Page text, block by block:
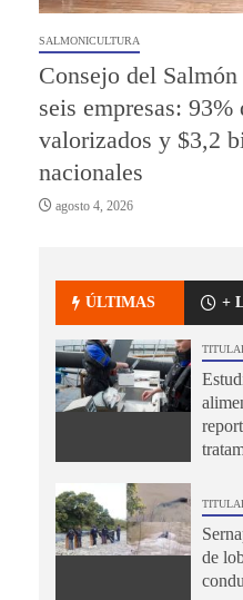
SALMONICULTURA
Consejo del
seis empresas: 93%
valorizados y $3,2
nacionales
agosto 4, 2026
ÚLTIMAS +
de